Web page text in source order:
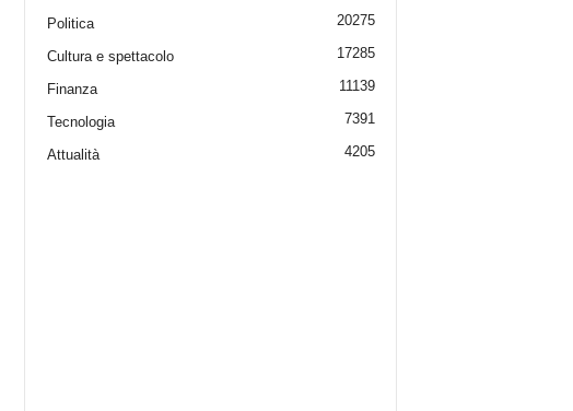
Politica 20275
Cultura e spettacolo 17285
Finanza 11139
Tecnologia 7391
Attualità 4205